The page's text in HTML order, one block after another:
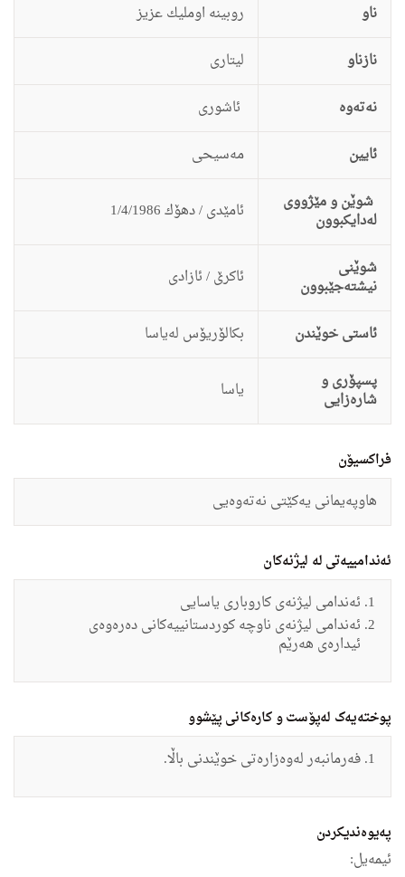
ناو
روبینه‌ اوملیك عزیز
نازناو
لیتارى
نەتەوە
ئاشورى
ئایین
مه‌سیحى
شوێن و مێژووی
لەدایکبوون ئامێدى / دهۆك 1/4/1986
شوێنی
نیشتەجێبوون ئاكرێ / ئازادى
ئاستى خوێندن
بكالۆریۆس له‌یاسا
پسپۆری و
شارەزایی یاسا
فراکسیۆن
هاوپه‌یمانى یه‌كێتى نه‌ته‌وه‌یى
ئەندامییەتی لە لیژنەکان
ئەندامی لیژنەی کاروباری یاسایی
ئەندامی لیژنەی ناوچە کوردستانییەکانی دەرەوەی
ئیدارەی هەرێم
پوختەیەک لەپۆست و کارەکانی پێشوو
فه‌رمانبه‌ر له‌وه‌زاره‌تى خوێندنى باڵا.
په‌یوه‌ندیكردن
ئیمه‌یل: